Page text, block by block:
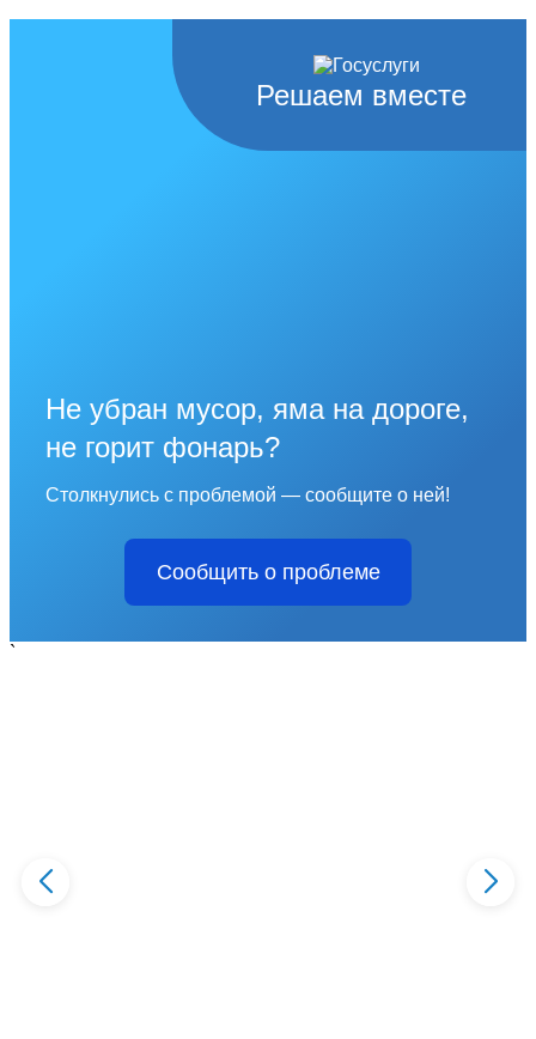
Решаем вместе
Не убран мусор, яма на дороге,
не горит фонарь?
Столкнулись с проблемой — сообщите о ней!
Сообщить о проблеме
`